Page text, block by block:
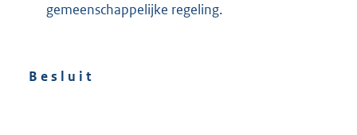
gemeenschappelijke regeling.
B e s l u i t